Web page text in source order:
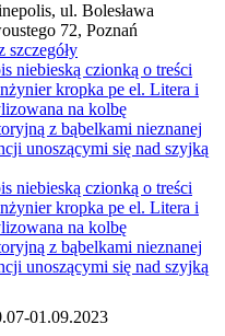
ul. Bolesława
72, Poznań
szczegóły
01.09.2023